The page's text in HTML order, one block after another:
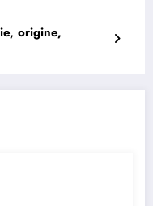
origine,